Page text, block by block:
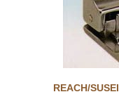
REACH/